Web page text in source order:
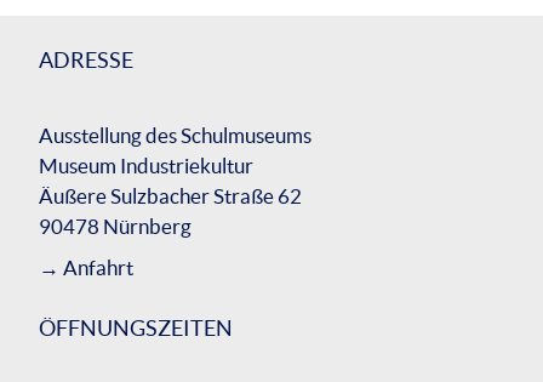
ADRESSE
Ausstellung des Schulmuseums
Museum Industriekultur
Äußere Sulzbacher Straße 62
90478 Nürnberg
→ Anfahrt
ÖFFNUNGSZEITEN